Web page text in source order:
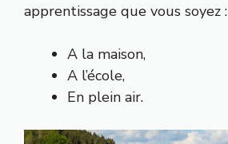
apprentissage que vous soyez :
A la maison,
A l’école,
En plein air.